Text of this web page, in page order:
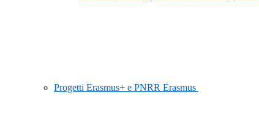
Progetti Erasmus+ e PNRR Erasmus